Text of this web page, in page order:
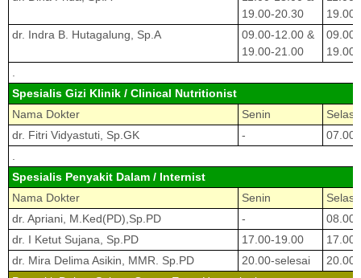
19.00-20.30
dr. Indra B. Hutagalung, Sp.A
09.00-12.00 &
19.00-21.00
Spesialis Gizi Klinik / Clinical Nutritionist
Nama Dokter
Senin
Selasa
dr. Fitri Vidyastuti, Sp.GK
-
Spesialis Penyakit Dalam / Internist
Nama Dokter
Senin
Selasa
dr. Apriani, M.Ked(PD),Sp.PD
-
dr. I Ketut Sujana, Sp.PD
17.00-19.00
dr. Mira Delima Asikin, MMR. Sp.PD
20.00-selesai